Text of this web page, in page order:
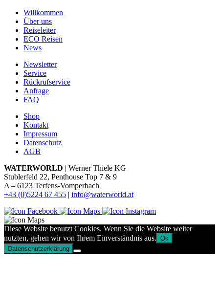
Willkommen
Über uns
Reiseleiter
ECO Reisen
News
Newsletter
Service
Rückrufservice
Anfrage
FAQ
Shop
Kontakt
Impressum
Datenschutz
AGB
WATERWORLD | Werner Thiele KG
Stublerfeld 22, Penthouse Top 7 & 9
A – 6123 Terfens-Vomperbach
+43 (0)5224 67 455 | info@waterworld.at
Diese Website benutzt Cookies. Wenn Sie die Website weiter
nutzten, gehen wir von Ihrem Einverständnis aus. Ok
Datenschutzerklärung